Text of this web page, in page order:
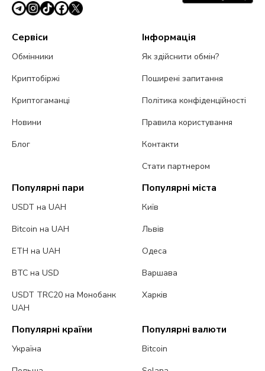
Сервіси
Обмінники
Криптобіржі
Криптогаманці
Новини
Блог
Інформація
Як здійснити обмін?
Поширені запитання
Політика конфіденційності
Правила користування
Контакти
Стати партнером
Популярні пари
USDT на UAH
Bitcoin на UAH
ETH на UAH
BTC на USD
USDT TRC20 на Монобанк
UAH
Популярні міста
Київ
Львів
Одеса
Варшава
Харків
Популярні країни
Україна
Популярні валюти
Bitcoin